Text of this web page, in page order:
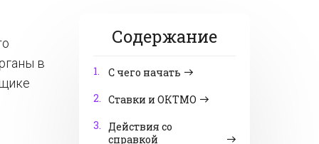
Содержание
1.
С чего начать
2. Ставки и ОКТМО
3. Действия со
справкой
в